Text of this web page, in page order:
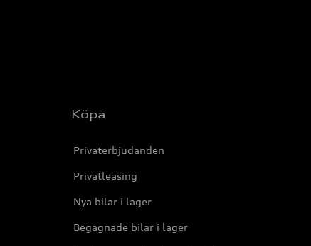
Köpa
Privaterbjudanden
Privatleasing
Nya bilar i lager
Begagnade bilar i lager